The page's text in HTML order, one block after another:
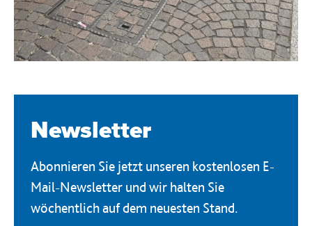
Newsletter
Abonnieren Sie jetzt unseren kostenlosen E-
Mail-Newsletter und wir halten Sie
wöchentlich auf dem neuesten Stand.